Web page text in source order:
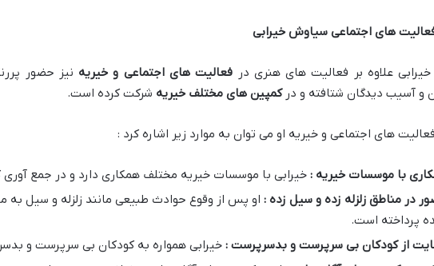
های اجتماعی سیاوش خیرابی
علاوه بر فعالیت های هنری در فعالیت های اجتماعی و خیریه نیز حضور
و آسیب دیدگان شتافته و درکمپین های مختلف خیریه شرکت کرده است.
های اجتماعی و خیریه او می توان به موارد زیر اشاره کرد :
با موسسات خیریه :خیرابی با موسسات خیریه مختلف همکاری دارد و در جمع
در مناطق زلزله زده و سیل زده : او پس از وقوع حوادث طبیعی مانند زلزله و سیل
پرداخته است.
از کودکان بی سرپرست و بدسرپرست :خیرابی همواره به کودکان بی سرپرست و